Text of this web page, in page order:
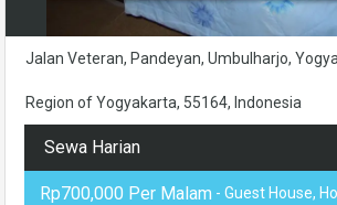
Jalan Veteran, Pandeyan, Umbulharjo,
Region of Yogyakarta, 55164, Indonesia
Sewa Harian
Rp700,000 Per Malam - Guest House,